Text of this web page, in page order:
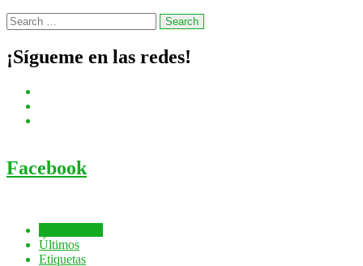
¡Sígueme en las redes!
Facebook
Últimos
Etiquetas